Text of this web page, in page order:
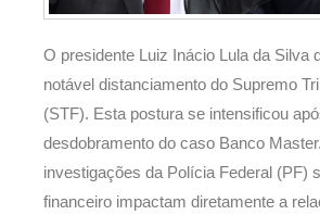
O presidente Luiz Inácio Lula da Silva
notável distanciamento do Supremo
(STF). Esta postura se intensificou
desdobramento do caso Banco
investigações da Polícia Federal (PF)
financeiro impactam diretamente a